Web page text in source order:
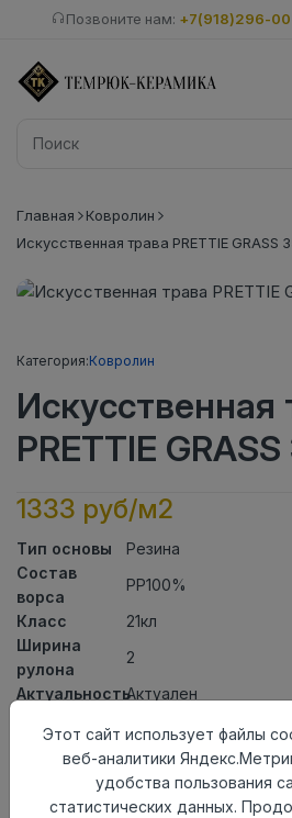
Позвоните нам: +7(918)296-
Главная
Ковролин
Искусственная трава PRETTIE GRASS
Категория:Ковролин
Искусственная
PRETTIE
1333 руб/м2
Тип основы
Резина
Состав
ворса
PP100%
Класс
21кл
Ширина
рулона
2
АктуальностьАктуален
ковролина
Искусственная трава
Страна
происхождения
Китай
Этот сайт использует файлы
веб-аналитики
удобства пользования
статистических данных.